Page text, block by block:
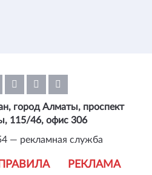
ПРАВИЛА РЕКЛАМА
город Алматы, проспект
115/46, офис 306
— рекламная служба